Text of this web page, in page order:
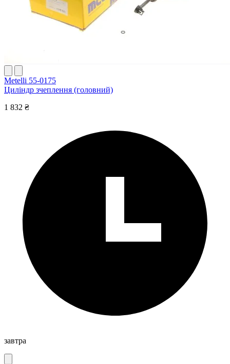
Metelli 55-0175
Циліндр зчеплення (головний)
1 832 ₴
завтра